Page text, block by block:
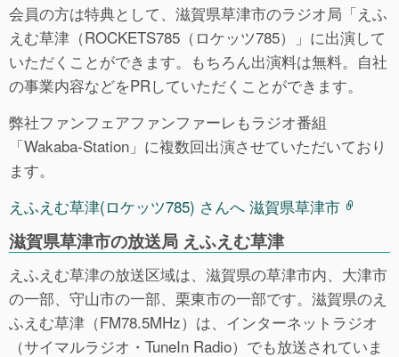
会員の方は特典として、滋賀県草津市のラジオ局「えふ
えむ草津（ROCKETS785（ロケッツ785）」に出演して
いただくことができます。もちろん出演料は無料。自社
の事業内容などをPRしていただくことができます。
弊社ファンフェアファンファーレもラジオ番組
「Wakaba-Station」に複数回出演させていただいており
ます。
えふえむ草津(ロケッツ785) さんへ 滋賀県草津市
滋賀県草津市の放送局 えふえむ草津
えふえむ草津の放送区域は、滋賀県の草津市内、大津市
の一部、守山市の一部、栗東市の一部です。滋賀県のえ
ふえむ草津（FM78.5MHz）は、インターネットラジオ
（サイマルラジオ・TuneIn Radio）でも放送されていま